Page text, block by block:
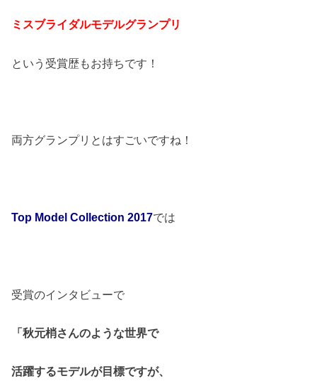
ミスブライダルモデルグランプリ
という受賞歴もお持ちです！
両方グランプリとはすごいですね！
Top Model Collection 2017では
受賞のインタビューで
「秋元梢さんのような世界で
活躍するモデルが目標ですが、